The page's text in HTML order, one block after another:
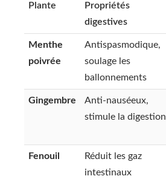
Plante
Propriétés
digestives
Menthe
poivrée
Antispasmodique,
soulage les
ballonnements
Gingembre
Anti-nauséeux,
stimule la digestion
Fenouil
Réduit les gaz
intestinaux